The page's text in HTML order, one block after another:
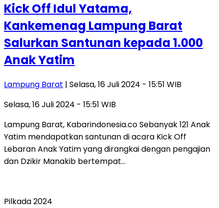
Kick Off Idul Yatama,
Kankemenag Lampung Barat
Salurkan Santunan kepada 1.000
Anak Yatim
Lampung Barat | Selasa, 16 Juli 2024 - 15:51 WIB
Selasa, 16 Juli 2024 - 15:51 WIB
Lampung Barat, Kabarindonesia.co Sebanyak 121 Anak
Yatim mendapatkan santunan di acara Kick Off
Lebaran Anak Yatim yang dirangkai dengan pengajian
dan Dzikir Manakib bertempat…
Pilkada 2024